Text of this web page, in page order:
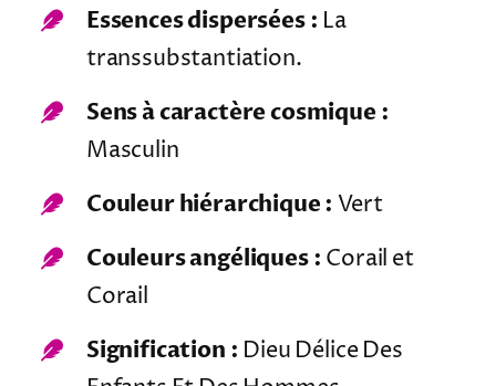
Essences dispersées : La
transsubstantiation.
Sens à caractère cosmique :
Masculin
Couleur hiérarchique : Vert
Couleurs angéliques : Corail et
Corail
Signification : Dieu Délice Des